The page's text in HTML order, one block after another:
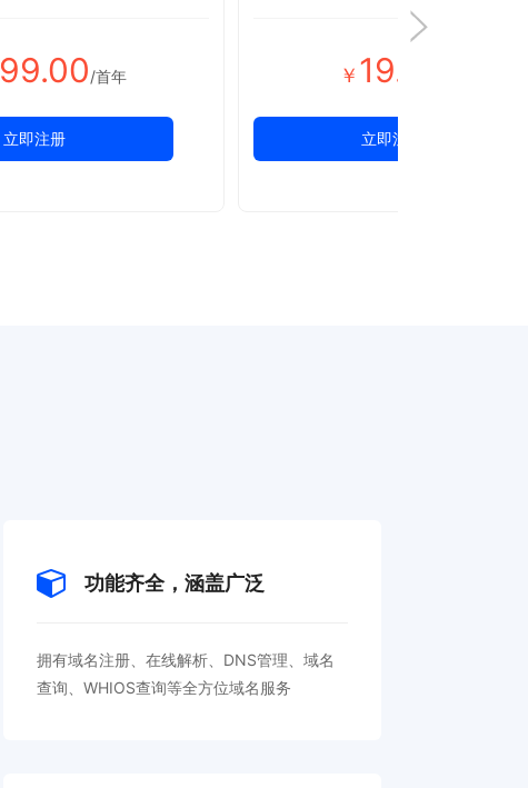
99.00/首年
立即注册
￥ 19.00
立即注册
功能齐全，涵盖广泛
拥有域名注册、在线解析、DNS管理、域名
查询、WHIOS查询等全方位域名服务